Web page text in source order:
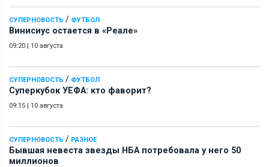
СУПЕРНОВОСТЬ / ФУТБОЛ
Винисиус остается в «Реале»
09:20 | 10 августа
СУПЕРНОВОСТЬ / ФУТБОЛ
Суперкубок УЕФА: кто фаворит?
09:15 | 10 августа
СУПЕРНОВОСТЬ / РАЗНОЕ
Бывшая невеста звезды НБА потребовала у него 50
миллионов